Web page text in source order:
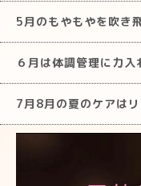
5月のもやもやを吹き
６月は体調管理に力入
7月8月の夏のケアは